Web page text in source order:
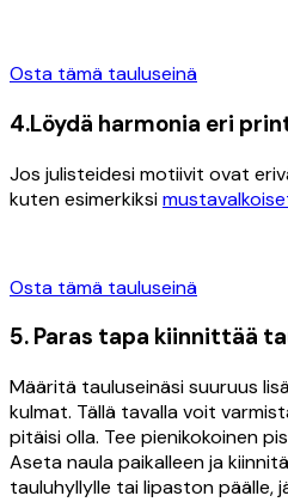
Osta tämä tauluseinä
4.Löydä harmonia eri
Jos julisteidesi motiivit ovat
kuten esimerkiksi
Osta tämä tauluseinä
5. Paras tapa kiinnittää
Määritä tauluseinäsi suuruus
kulmat. Tällä tavalla voit
pitäisi olla. Tee pienikokoinen
Aseta naula paikalleen ja
tauluhyllylle tai lipaston päälle,